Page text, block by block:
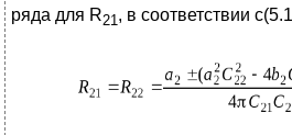
ряда для R21, в соответствии